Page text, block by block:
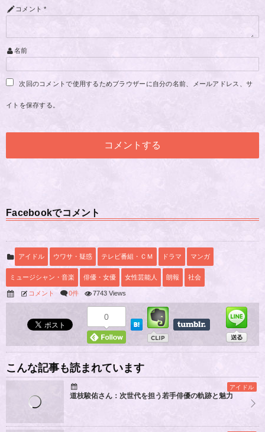
コメント *
名前
次回のコメントで使用するためブラウザーに自分の名前、メールアドレス、サ
イトを保存する。
Facebookでコメント
アイドル ウワサ・疑惑 テレビ番組・ＣＭ ドラマ マンガ
ミュージシャン・音楽 俳優・女優 女性芸能人 朗報 社会
コメント 0件 7743 Views
0
こんな記事も読まれています
アイドル
道枝駿佑さん：次世代を担う若手俳優の軌跡と魅力